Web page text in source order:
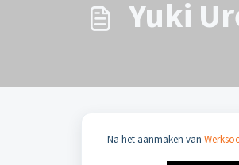
Yuki
Na het aanmaken van